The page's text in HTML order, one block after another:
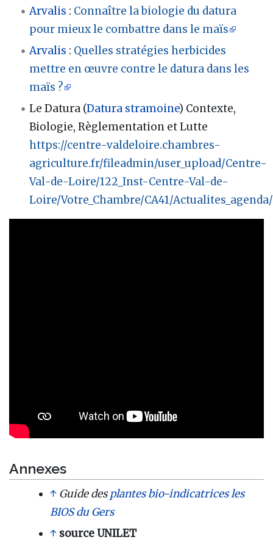
Arvalis : Connaître la biologie du datura
pour mieux le combattre dans le maïs
Arvalis : Quelles stratégies herbicides
mettre en œuvre contre le datura dans les
maïs ?
Le Datura (Datura stramoine) Contexte,
Biologie, Règlementation et Lutte
https://centre-valdeloire.chambres-
agriculture.fr/fileadmin/user_upload/Centre-
Val-de-Loire/122_Inst-Centre-Val-de-
Loire/Votre_Chambre/CA41/
Annexes
↑ Guide desplantes bio-indicatricesles
BIOS du Gers
↑ source UNILET